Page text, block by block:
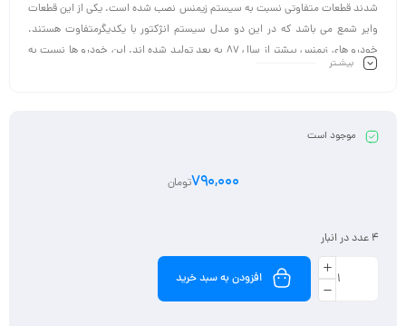
شدند قطعات متفاوتی نسبت به سیستم زیمنس نصب شده است. یکی از این قطعات
وایر شمع می باشد که در این دو مدل سیستم انژکتور با یکدیگرمتفاوت هستند.
خودرو های زیمنس بیشتر از سال 87 به بعد تولید شده اند. این خودرو ها نسبت به
خودرو های ساژم کیفیت و کارایی بهتری دارند.
بیشـتر
موجود است
790,000تومان
4 عدد در انبار
افزودن به سبد خرید